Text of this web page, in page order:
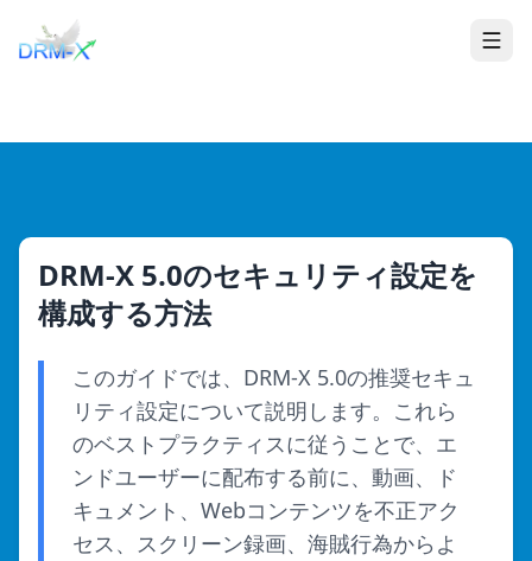
家
DRM-X 5.0のセキュリティ設定を
構成する方法
このガイドでは、DRM-X 5.0の推奨セキュ
リティ設定について説明します。これら
のベストプラクティスに従うことで、エ
ンドユーザーに配布する前に、動画、ド
キュメント、Webコンテンツを不正アク
セス、スクリーン録画、海賊行為からよ